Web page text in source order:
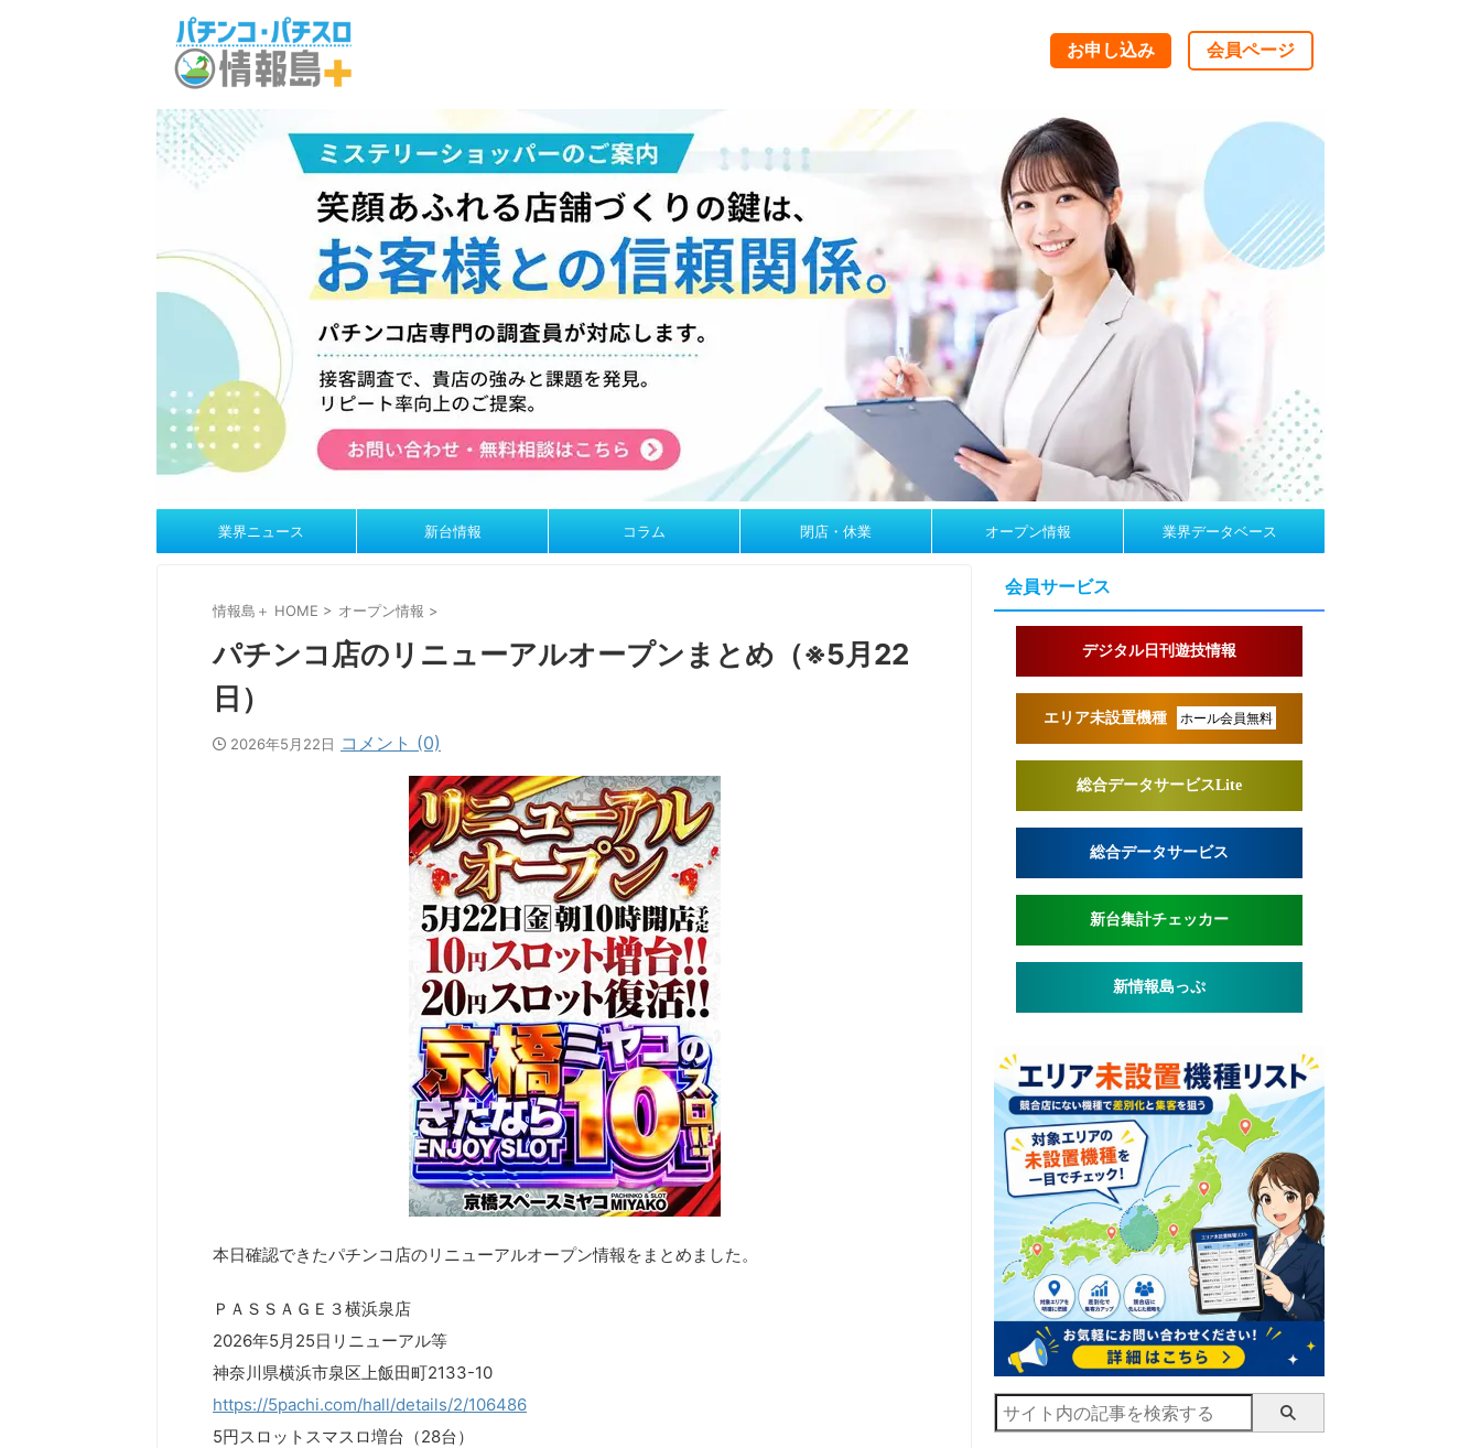
お申し込み 会員ページ
業界ニュース 新台情報 コラム 閉店・休業 オープン情報 業界データベース
情報島＋ HOME > オープン情報 >
パチンコ店のリニューアルオープンまとめ（※5月22
日）
2026年5月22日 コメント (0)
本日確認できたパチンコ店のリニューアルオープン情報をまとめました。
ＰＡＳＳＡＧＥ３横浜泉店
2026年5月25日リニューアル等
神奈川県横浜市泉区上飯田町2133-10
https://5pachi.com/hall/details/2/106486
5円スロットスマスロ増台（28台）
会員サービス
デジタル日刊遊技情報
エリア未設置機種 ホール会員無料
総合データサービスLite
総合データサービス
新台集計チェッカー
新情報島っぷ